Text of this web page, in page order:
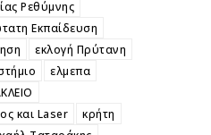
Ρεθύμνης
Εκπαίδευση
εκλογή Πρύτανη
ελμεπα
και Laser
κρήτη